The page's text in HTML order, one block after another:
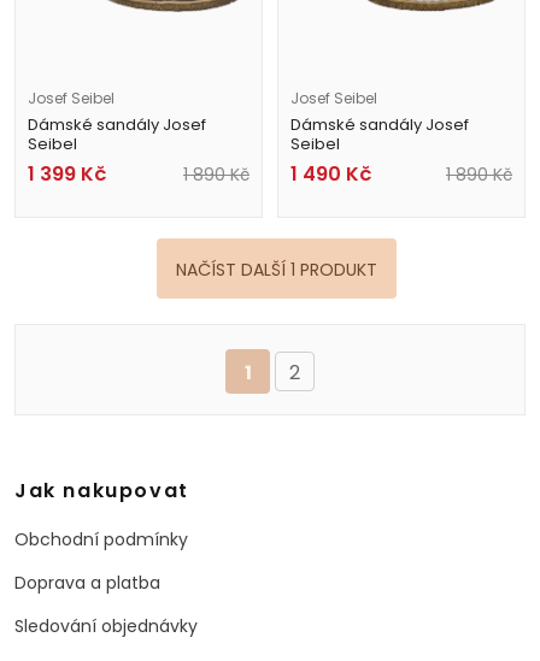
Josef Seibel
Dámské sandály Josef
Seibel
79503 95 100 černé
1 399 Kč 1 890Kč
Josef Seibel
Dámské sandály Josef
Seibel
79542 690 900 barevné
1 490 Kč 1 890Kč
NAČÍST DALŠÍ 1 PRODUKT
1 2
Jak nakupovat
Obchodní podmínky
Doprava a platba
Sledování objednávky